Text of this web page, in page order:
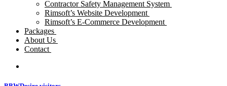
Contractor Safety Management System
Rimsoft’s Website Development
Rimsoft’s E-Commerce Development
Packages
About Us
Contact